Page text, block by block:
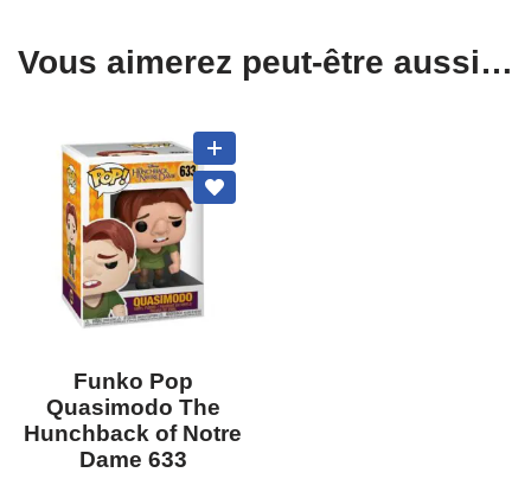
Vous aimerez peut-être aussi…
Funko Pop
Quasimodo The
Hunchback of Notre
Dame 633